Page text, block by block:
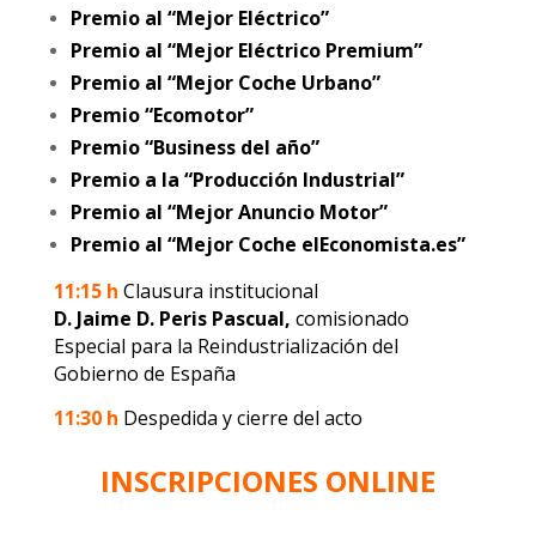
Premio al “Mejor Eléctrico”
Premio al “Mejor Eléctrico Premium”
Premio al “Mejor Coche Urbano”
Premio “Ecomotor”
Premio “Business del año”
Premio a la “Producción Industrial”
Premio al “Mejor Anuncio Motor”
Premio al “Mejor Coche elEconomista.es”
11:15 h Clausura institucional
D. Jaime D. Peris Pascual, comisionado
Especial para la Reindustrialización del
Gobierno de España
11:30 h Despedida y cierre del acto
INSCRIPCIONES ONLINE